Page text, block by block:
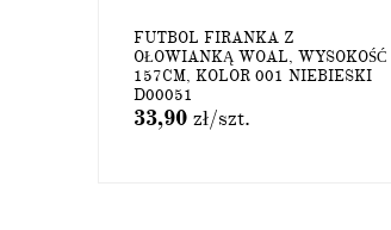
FUTBOL FIRANKA Z
OŁOWIANKĄ WOAL, WYSOKOŚĆ
157CM, KOLOR 001 NIEBIESKI
D00051
33,90 zł/szt.